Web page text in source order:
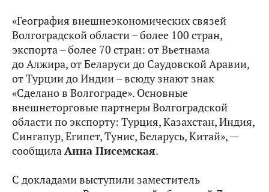
«География внешнеэкономических связей
Волгоградской области – более 100 стран,
экспорта – более 70 стран: от Вьетнама
до Алжира, от Беларуси до Саудовской Аравии,
от Турции до Индии – всюду знают знак
«Сделано в Волгограде». Основные
внешнеторговые партнеры Волгоградской
области по экспорту: Турция, Казахстан, Индия,
Сингапур, Египет, Тунис, Беларусь, Китай», —
сообщилаАнна Писемская.
С докладами выступили заместитель